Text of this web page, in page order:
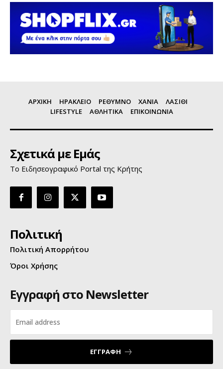
ΑΡΧΙΚΗ ΗΡΑΚΛΕΙΟ ΡΕΘΥΜΝΟ ΧΑΝΙΑ
ΛΑΣΙΘΙ
LIFESTYLE
ΑΘΛΗΤΙΚΑ ΕΠΙΚΟΙΝΩΝΙΑ
Σχετικά με Εμάς
Το Ειδησεογραφικό Portal της Κρήτης
Πολιτική
Πολιτική Απορρήτου
Όροι Χρήσης
Εγγραφή στο Newsletter
ΕΓΓΡΑΦΗ